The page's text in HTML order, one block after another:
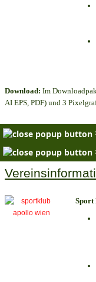
Download: Im
AI EPS, PDF) und 3